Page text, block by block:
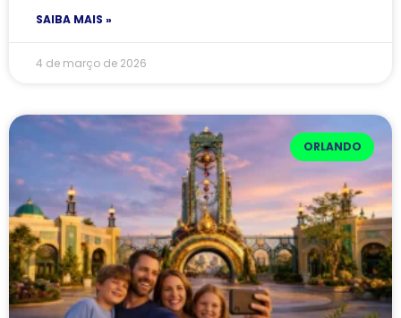
SAIBA MAIS »
4 de março de 2026
ORLANDO